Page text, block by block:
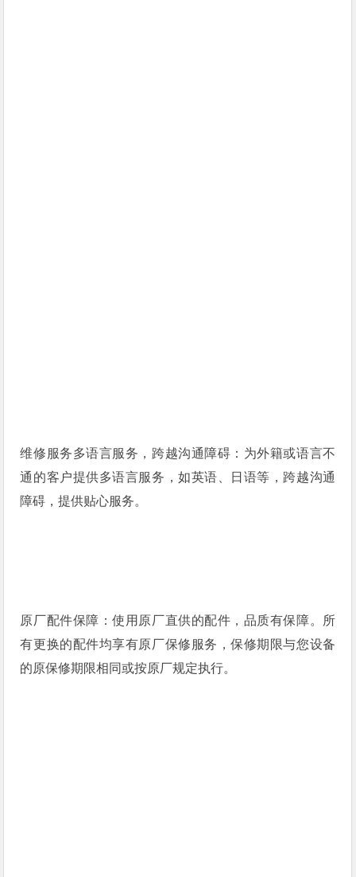
维修服务多语言服务，跨越沟通障碍：为外籍或语言不
通的客户提供多语言服务，如英语、日语等，跨越沟通
障碍，提供贴心服务。
原厂配件保障：使用原厂直供的配件，品质有保障。所
有更换的配件均享有原厂保修服务，保修期限与您设备
的原保修期限相同或按原厂规定执行。